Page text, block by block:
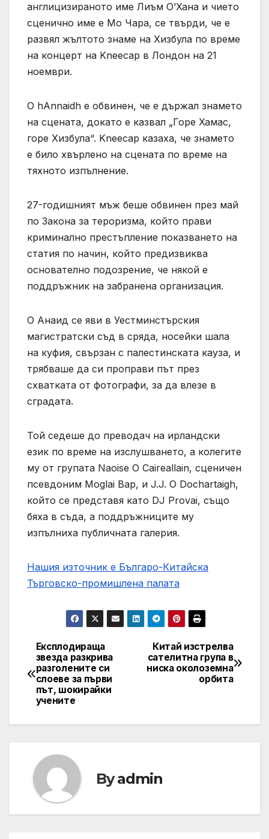
англицизираното име Лиъм О’Хана и чието
сценично име е Мо Чара, се твърди, че е
развял жълтото знаме на Хизбула по време
на концерт на Kneecap в Лондон на 21
ноември.
O hAnnaidh е обвинен, че е държал знамето
на сцената, докато е казвал „Горе Хамас,
горе Хизбула“. Kneecap казаха, че знамето
е било хвърлено на сцената по време на
тяхното изпълнение.
27-годишният мъж беше обвинен през май
по Закона за тероризма, който прави
криминално престъпление показването на
статия по начин, който предизвиква
основателно подозрение, че някой е
поддръжник на забранена организация.
О Анаид се яви в Уестминстърския
магистратски съд в сряда, носейки шала
на куфия, свързан с палестинската кауза, и
трябваше да си проправи път през
схватката от фотографи, за да влезе в
сградата.
Той седеше до преводач на ирландски
език по време на изслушването, а колегите
му от групата Naoise O Caireallain, сценичен
псевдоним Moglai Bap, и J.J. O Dochartaigh,
който се представя като DJ Provai, също
бяха в съда, а поддръжниците му
изпълниха публичната галерия.
Нашия източник е Българо-Китайска
Търговско-промишлена палaта
Post
navigation
Китай изстрелва
сателитна група в
ниска околоземна
орбита
Експлодираща
звезда разкрива
разголените си
слоеве за първи
път, шокирайки
учените
Byadmin